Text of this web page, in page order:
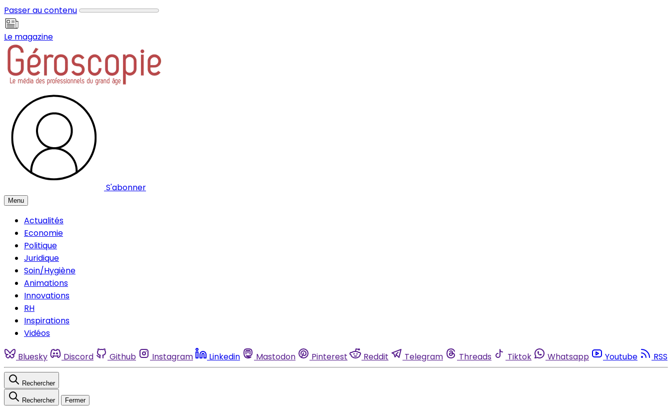
Passer au contenu
Le magazine
S'abonner
Menu
Actualités
Economie
Politique
Juridique
Soin/Hygiène
Animations
Innovations
RH
Inspirations
Vidéos
Bluesky Discord Github Instagram Linkedin Mastodon Pinterest Reddit Telegram Threads Tiktok Whatsapp Youtube RSS
Rechercher
Rechercher Fermer
Panneau de gestion des cookies